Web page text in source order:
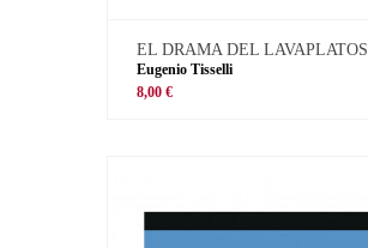
EL DRAMA DEL LAVAPLATOS
Eugenio Tisselli
8,00 €